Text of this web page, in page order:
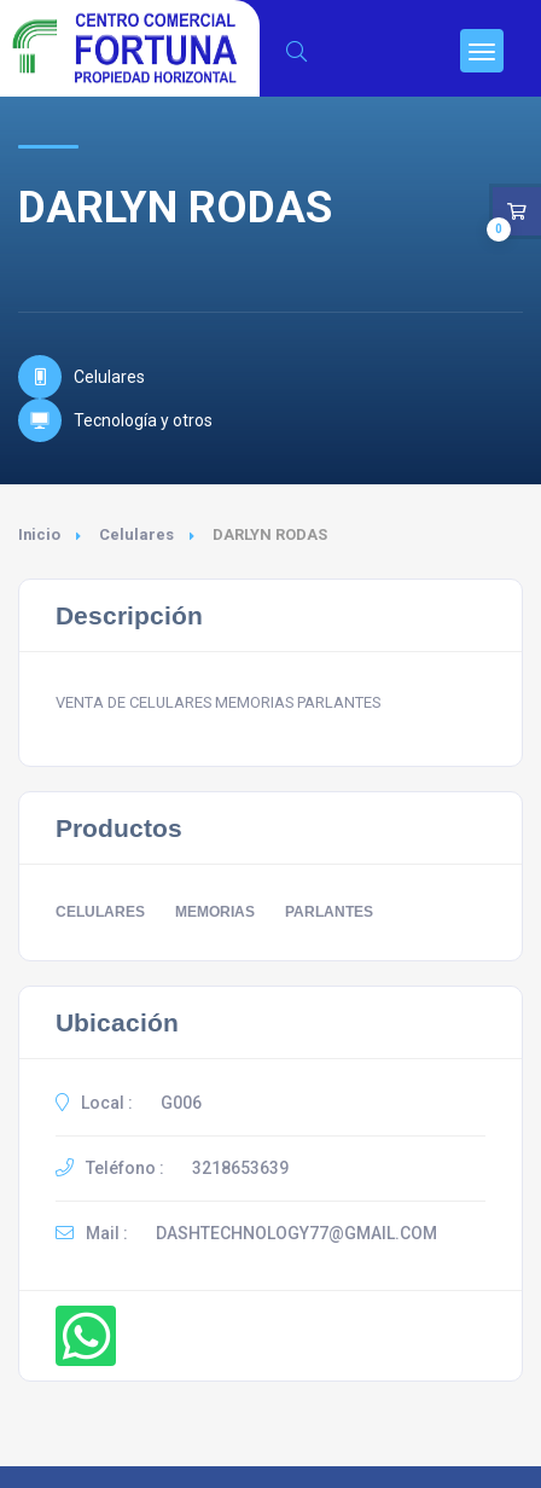
DARLYN RODAS
Celulares
Tecnología y otros
Inicio Celulares DARLYN RODAS
Descripción
VENTA DE CELULARES MEMORIAS PARLANTES
Productos
CELULARES MEMORIAS PARLANTES
Ubicación
Local : G006
Teléfono : 3218653639
Mail : DASHTECHNOLOGY77@GMAIL.COM
0